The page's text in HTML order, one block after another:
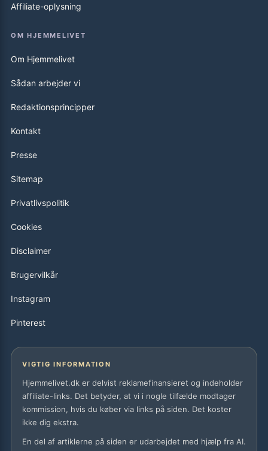
Affiliate-oplysning
OM HJEMMELIVET
Om Hjemmelivet
Sådan arbejder vi
Redaktionsprincipper
Kontakt
Presse
Sitemap
Privatlivspolitik
Cookies
Disclaimer
Brugervilkår
Instagram
Pinterest
VIGTIG INFORMATION
Hjemmelivet.dk er delvist reklamefinansieret og indeholder
affiliate-links. Det betyder, at vi i nogle tilfælde modtager
kommission, hvis du køber via links på siden. Det koster
ikke dig ekstra.
En del af artiklerne på siden er udarbejdet med hjælp fra AI.